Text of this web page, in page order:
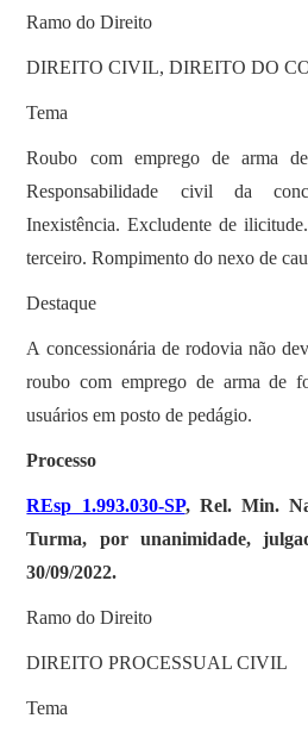
Ramo do Direito
DIREITO CIVIL, DIREITO DO
Tema
Roubo com emprego de arma
Responsabilidade civil da
Inexistência. Excludente de
terceiro. Rompimento do nexo de
Destaque
A concessionária de rodovia não
roubo com emprego de arma de
usuários em posto de pedágio.
Processo
REsp 1.993.030-SP, Rel. Min.
Turma, por unanimidade,
30/09/2022.
Ramo do Direito
DIREITO PROCESSUAL CIVIL
Tema